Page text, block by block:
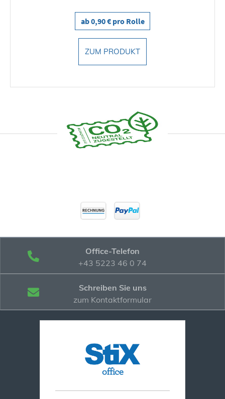
ab 0,90 € pro Rolle
ZUM PRODUKT
Office-Telefon
+43 5223 46 0 74
Schreiben Sie uns
zum Kontaktformular